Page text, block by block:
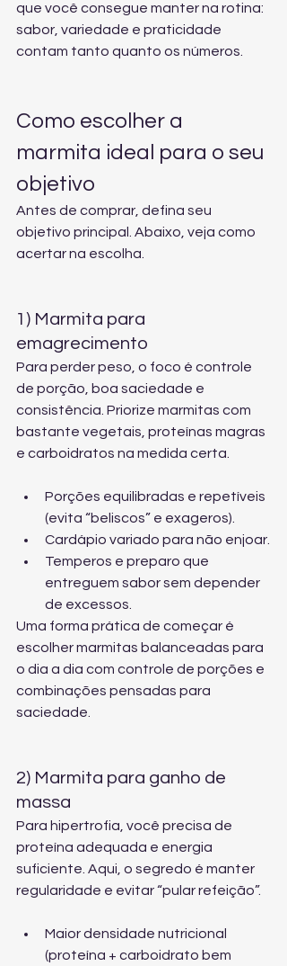
que você consegue manter na rotina:
sabor, variedade e praticidade
contam tanto quanto os números.
Como escolher a
marmita ideal para o seu
objetivo
Antes de comprar, defina seu
objetivo principal. Abaixo, veja como
acertar na escolha.
1) Marmita para
emagrecimento
Para perder peso, o foco é controle
de porção, boa saciedade e
consistência. Priorize marmitas com
bastante vegetais, proteínas magras
e carboidratos na medida certa.
Porções equilibradas e repetíveis
(evita “beliscos” e exageros).
Cardápio variado para não enjoar.
Temperos e preparo que
entreguem sabor sem depender
de excessos.
Uma forma prática de começar é
escolher marmitas balanceadas para
o dia a dia com controle de porções e
combinações pensadas para
saciedade.
2) Marmita para ganho de
massa
Para hipertrofia, você precisa de
proteína adequada e energia
suficiente. Aqui, o segredo é manter
regularidade e evitar “pular refeição”.
Maior densidade nutricional
(proteína + carboidrato bem